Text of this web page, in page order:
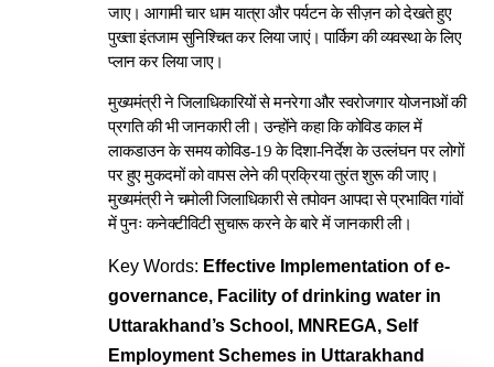
जाए। आगामी चार धाम यात्रा और पर्यटन के सीज़न को देखते हुए
पुख्ता इंतजाम सुनिश्चित कर लिया जाएं। पार्किग की व्यवस्था के लिए
प्लान कर लिया जाए।
मुख्यमंत्री ने जिलाधिकारियों से मनरेगा और स्वरोजगार योजनाओं की
प्रगति की भी जानकारी ली। उन्होंने कहा कि कोविड काल में
लाकडाउन के समय कोविड-19 के दिशा-निर्देश के उल्लंघन पर लोगों
पर हुए मुकदमों को वापस लेने की प्रक्रिया तुरंत शुरू की जाए।
मुख्यमंत्री ने चमोली जिलाधिकारी से तपोवन आपदा से प्रभावित गांवों
में पुनः कनेक्टीविटी सुचारू करने के बारे में जानकारी ली।
Key Words: Effective Implementation of e-
governance, Facility of drinking water in
Uttarakhand’s School, MNREGA, Self
Employment Schemes in Uttarakhand